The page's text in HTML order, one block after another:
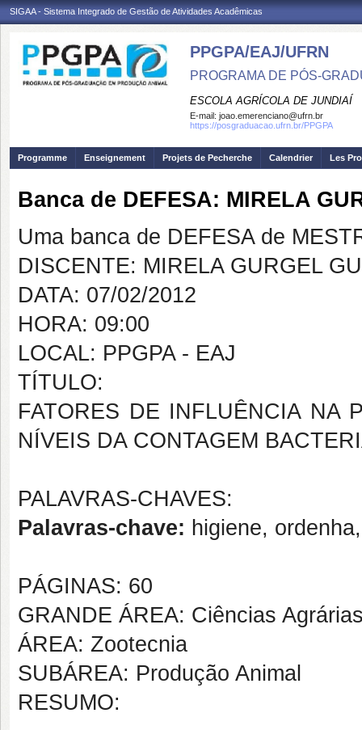
SIGAA - Sistema Integrado de Gestão de Atividades Acadêmicas
PPGPA/EAJ/UFRN
PROGRAMA DE PÓS-
ESCOLA AGRÍCOLA DE JUNDIAÍ
E-mail: joao.emerenciano@ufrn.br
https://posgraduacao.ufrn.br/PPGPA
Programme Enseignement Projets de Pecherche Calendrier Les
Banca de DEFESA: MIRELA
Uma banca de DEFESA de
DISCENTE: MIRELA GURGEL
DATA: 07/02/2012
HORA: 09:00
LOCAL: PPGPA - EAJ
TÍTULO:
FATORES DE INFLUÊNCIA NA
NÍVEIS DA CONTAGEM
PALAVRAS-CHAVES:
Palavras-chave: higiene,
PÁGINAS: 60
GRANDE ÁREA: Ciências
ÁREA: Zootecnia
SUBÁREA: Produção Animal
RESUMO: